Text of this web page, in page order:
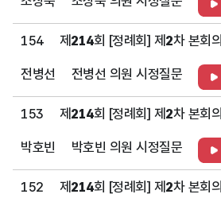
154 제 214회 [정례회] 제 2차 본회의
전병선 전병선 의원 시정질문
153 제 214회 [정례회] 제 2차 본회의
박호빈 박호빈 의원 시정질문
152 제 214회 [정례회] 제 2차 본회의